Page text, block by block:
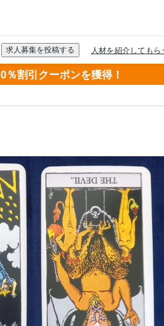
％割引クーポンを獲得！